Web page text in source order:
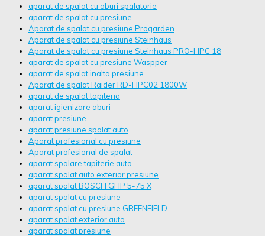
aparat de spalat cu aburi spalatorie
aparat de spalat cu presiune
Aparat de spalat cu presiune Progarden
Aparat de spalat cu presiune Steinhaus
Aparat de spalat cu presiune Steinhaus PRO-HPC 18
aparat de spalat cu presiune Waspper
aparat de spalat inalta presiune
Aparat de spalat Raider RD-HPC02 1800W
aparat de spalat tapiteria
aparat igienizare aburi
aparat presiune
aparat presiune spalat auto
Aparat profesional cu presiune
Aparat profesional de spalat
aparat spalare tapiterie auto
aparat spalat auto exterior presiune
aparat spalat BOSCH GHP 5-75 X
aparat spalat cu presiune
aparat spalat cu presiune GREENFIELD
aparat spalat exterior auto
aparat spalat presiune